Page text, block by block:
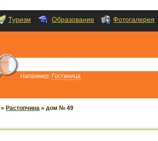
Туризм Образование Фотогалерея
Например: Гостиница
» Растопчина » дом № 49